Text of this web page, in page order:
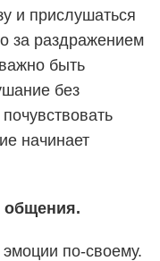
и прислушаться
за раздражением
быть
без
начинает
общения.
по-своему.